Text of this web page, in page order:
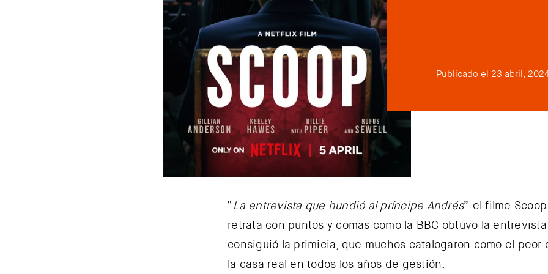
Publicado el 23 abril,
“ La entrevista que hundió al príncipe Andrés” el filme
retrata con puntos y comas como la BBC obtuvo la entrevista
consiguió la primicia, que muchos catalogaron como el peor
la casa real en todos los años de gestión.